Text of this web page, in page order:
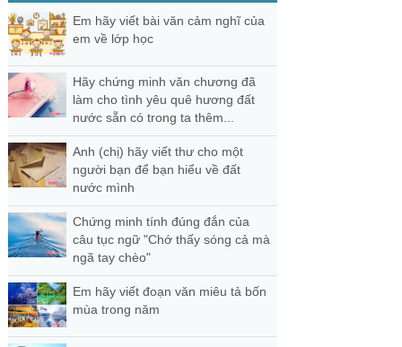
Em hãy viết bài văn cảm nghĩ của
em về lớp học
Hãy chứng minh văn chương đã
làm cho tình yêu quê hương đất
nước sẵn có trong ta thêm...
Anh (chị) hãy viết thư cho một
người bạn để bạn hiểu về đất
nước mình
Chứng minh tính đúng đắn của
câu tục ngữ "Chớ thấy sóng cả mà
ngã tay chèo"
Em hãy viết đoạn văn miêu tả bốn
mùa trong năm